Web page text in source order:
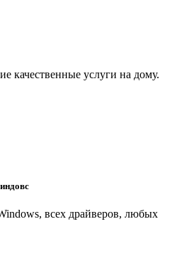
качественные услуги на дому.
всех драйверов, любых